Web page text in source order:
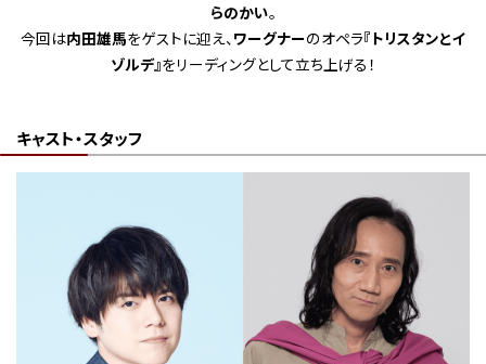
らのかい。
今回は内田雄馬をゲストに迎え、ワーグナーのオペラ『トリスタンとイ
ゾルデ』をリーディングとして立ち上げる！
キャスト・スタッフ